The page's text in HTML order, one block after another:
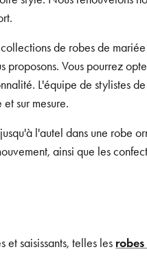
de robes de
Vous pourrez
L'équipe de stylistes
sur mesure.
l'autel dans une robe
ainsi que les
saisissants, telles les